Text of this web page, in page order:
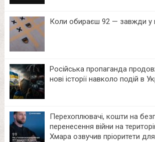
Коли обираєш 92 — завжди
Російська пропаганда
нові історії навколо подій в
Перехоплювачі, кошти на
перенесення війни на
Хмара озвучив пріоритети